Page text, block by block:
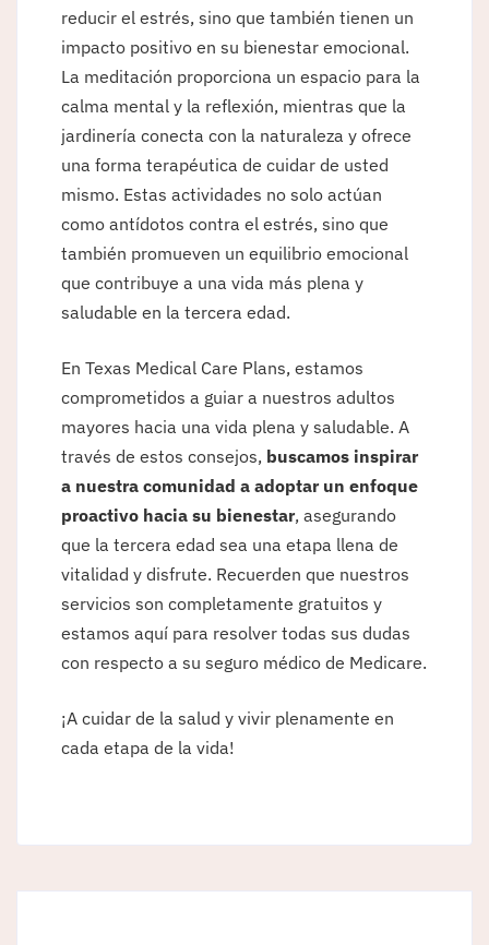
reducir el estrés, sino que también tienen un
impacto positivo en su bienestar emocional.
La meditación proporciona un espacio para la
calma mental y la reflexión, mientras que la
jardinería conecta con la naturaleza y ofrece
una forma terapéutica de cuidar de usted
mismo. Estas actividades no solo actúan
como antídotos contra el estrés, sino que
también promueven un equilibrio emocional
que contribuye a una vida más plena y
saludable en la tercera edad.
En Texas Medical Care Plans, estamos
comprometidos a guiar a nuestros adultos
mayores hacia una vida plena y saludable. A
través de estos consejos, buscamos inspirar
a nuestra comunidad a adoptar un enfoque
proactivo hacia su bienestar, asegurando
que la tercera edad sea una etapa llena de
vitalidad y disfrute. Recuerden que nuestros
servicios son completamente gratuitos y
estamos aquí para resolver todas sus dudas
con respecto a su seguro médico de Medicare.
¡A cuidar de la salud y vivir plenamente en
cada etapa de la vida!